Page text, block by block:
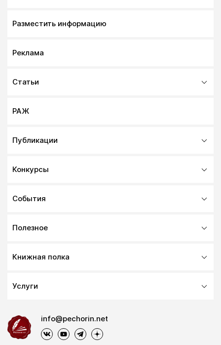
Разместить информацию
Реклама
Статьи
РАЖ
Публикации
Конкурсы
События
Полезное
Книжная полка
Услуги
info@pechorin.net